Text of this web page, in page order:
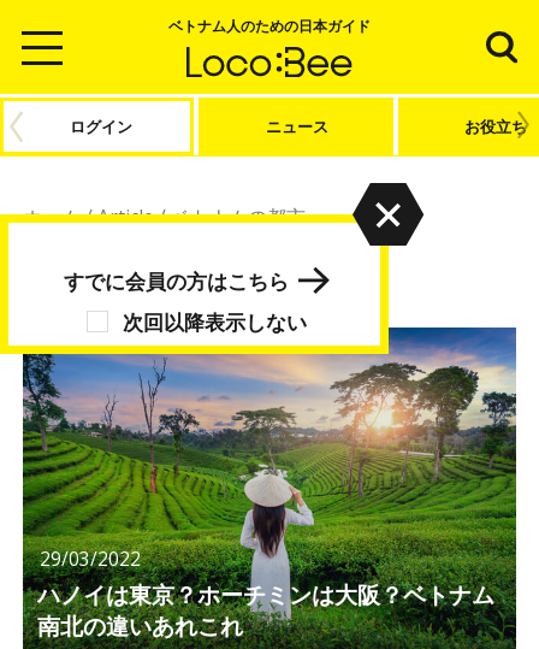
ベトナム人のための日本ガイド
ログイン ニュース お役立ち
ホーム/Article/ベトナムの都市
ベトナムの都市
29/03/2022
ハノイは東京？ホーチミンは大阪？ベトナム
南北の違いあれこれ
次回以降表示しない
すでに会員の方はこちら